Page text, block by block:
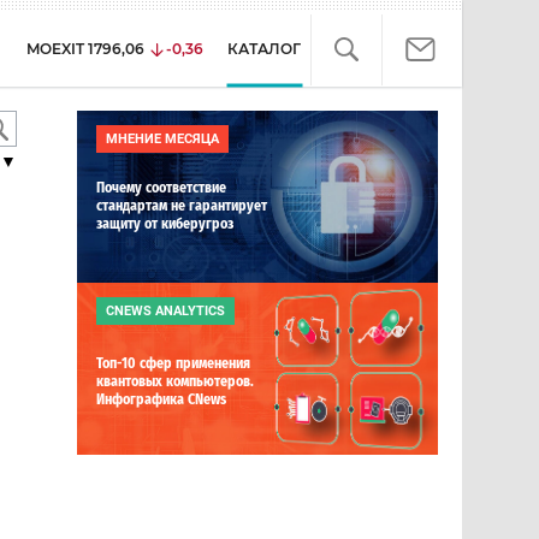
MOEXIT 1796,06 -0,36 КАТАЛОГ
▼
МНЕНИЕ МЕСЯЦА
Почему соответствие
стандартам не гарантирует
защиту от киберугроз
CNEWS ANALYTICS
Топ-10 сфер применения
квантовых компьютеров.
Инфографика CNews